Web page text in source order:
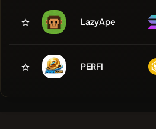
LazyApe
PERFI